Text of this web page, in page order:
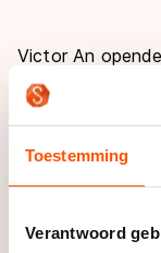
Toestemming
Verantwoord
Victor An
stapte bij het
Knegt wachtte
een plekje op en